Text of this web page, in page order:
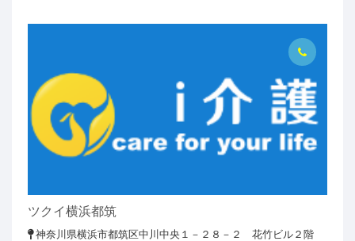
ツクイ横浜都筑
神奈川県横浜市都筑区中川中央１－２８－２ 花竹ビル２階